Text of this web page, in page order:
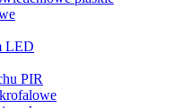
LED
PIR